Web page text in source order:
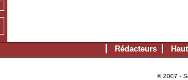
Rédacteurs
© 2007 -